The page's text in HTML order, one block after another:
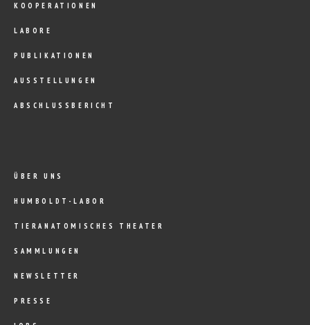
KOOPERATIONEN
LABORE
PUBLIKATIONEN
AUSSTELLUNGEN
ABSCHLUSSBERICHT
ÜBER UNS
HUMBOLDT-LABOR
TIERANATOMISCHES THEATER
SAMMLUNGEN
NEWSLETTER
PRESSE